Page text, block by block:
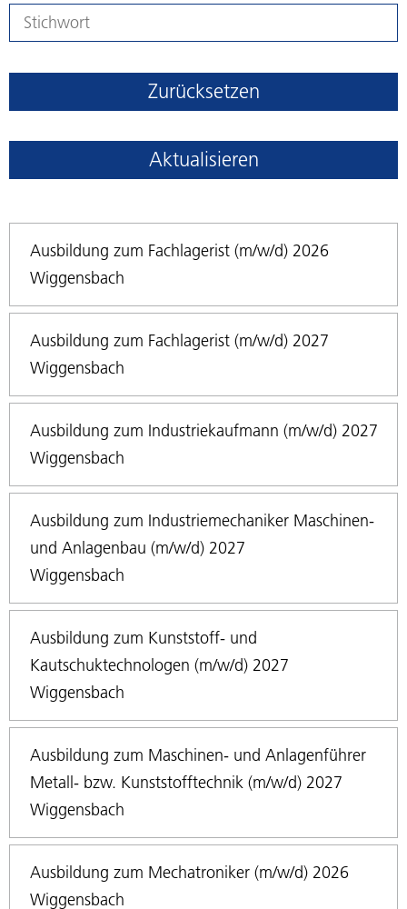
Zurücksetzen
Aktualisieren
Ausbildung zum Fachlagerist (m/w/d) 2026
Wiggensbach
Ausbildung zum Fachlagerist (m/w/d) 2027
Wiggensbach
Ausbildung zum Industriekaufmann (m/w/d) 2027
Wiggensbach
Ausbildung zum Industriemechaniker Maschinen-
und Anlagenbau (m/w/d) 2027
Wiggensbach
Ausbildung zum Kunststoff- und
Kautschuktechnologen (m/w/d) 2027
Wiggensbach
Ausbildung zum Maschinen- und Anlagenführer
Metall- bzw. Kunststofftechnik (m/w/d) 2027
Wiggensbach
Ausbildung zum Mechatroniker (m/w/d) 2026
Wiggensbach